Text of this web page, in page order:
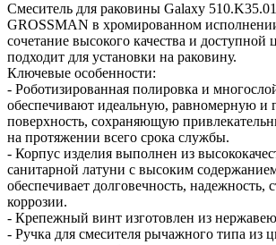
Смеситель для раковины Galaxy
GROSSMAN в хромированном
сочетание высокого качества и
подходит для установки на раковину.
Ключевые особенности:
- Роботизированная полировка и
обеспечивают идеальную, равномерную и
поверхность, сохраняющую
на протяжении всего срока службы.
- Корпус изделия выполнен из
санитарной латуни с высоким
обеспечивает долговечность, надежность,
коррозии.
- Крепежный винт изготовлен из
- Ручка для смесителя рычажного типа из